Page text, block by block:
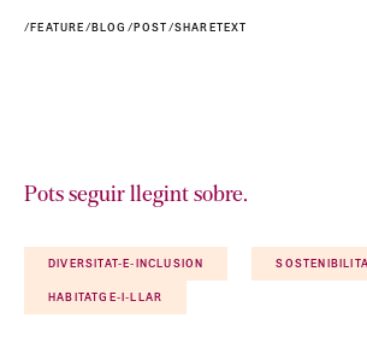
/FEATURE/BLOG/POST/SHARETEXT
Pots seguir llegint sobre.
DIVERSITAT-E-INCLUSION
HABITATGE-I-LLAR